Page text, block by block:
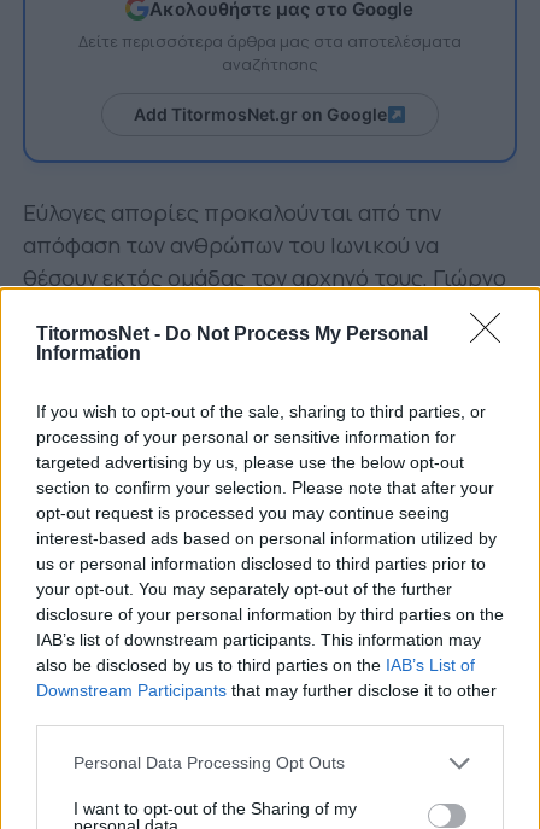
TitormosNet - Do Not Process My Personal
Information
If you wish to opt-out of the sale, sharing to third parties, or
processing of your personal or sensitive information for
targeted advertising by us, please use the below opt-out
section to confirm your selection. Please note that after your
opt-out request is processed you may continue seeing
interest-based ads based on personal information utilized by
us or personal information disclosed to third parties prior to
your opt-out. You may separately opt-out of the further
disclosure of your personal information by third parties on the
IAB’s list of downstream participants. This information may
also be disclosed by us to third parties on the IAB’s List of
Downstream Participants that may further disclose it to other
Personal Data Processing Opt Outs
I want to opt-out of the Sharing of my
personal data.
Ακολουθήστε μας στο Google
Δείτε περισσότερα άρθρα μας στα αποτελέσματα
αναζήτησης
Add TitormosNet.gr on Google
Εύλογες απορίες προκαλούνται από την
απόφαση των ανθρώπων του Ιωνικού να
θέσουν εκτός ομάδας τον αρχηγό τους, Γιώργο
Ο Έλληνας μπακ δεν θα συνεχίσει την καριέρα
τουδιεκόπη άμεσαμε απόφαση της
διοίκησης.
Ο Γιάννης Τσιριγώτης βρέθηκε σήμερα στην